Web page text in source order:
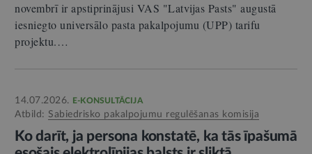
novembrī ir apstiprinājusi VAS "Latvijas Pasts" augustā
iesniegto universālo pasta pakalpojumu (UPP) tarifu
projektu.…
14.07.2026. E-KONSULTĀCIJA
Atbild: Sabiedrisko pakalpojumu regulēšanas komisija
Ko darīt, ja persona konstatē, ka tās īpašumā